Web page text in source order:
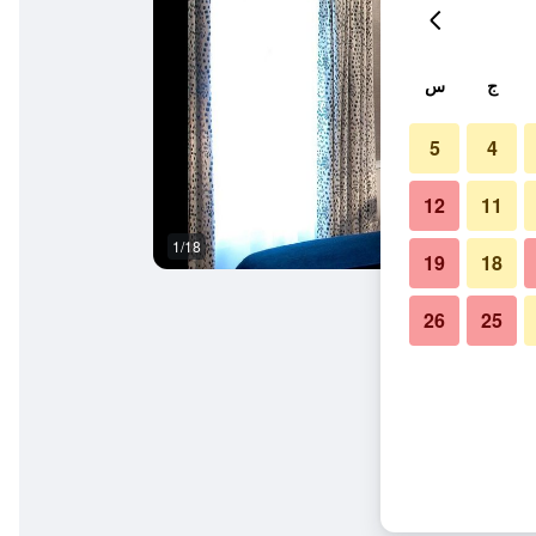
1/18
ج س
4
5
11
12
18
19
25
26